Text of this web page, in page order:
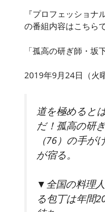
『プロフェッショナ
の番組内容はこちらで
「孤高の研ぎ師・坂
2019年9月24日（火
道を極めると
だ！孤高の研
（76）の手が
が宿る。
▼全国の料理
る包丁は年間